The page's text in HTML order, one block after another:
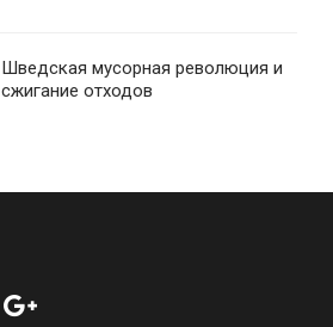
Шведская мусорная революция и
сжигание отходов